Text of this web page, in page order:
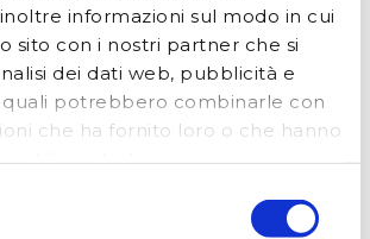
informazioni sul modo in cui
sito con i nostri partner che si
dei dati web, pubblicità e
quali potrebbero combinarle con
che ha fornito loro o che hanno
utilizzo dei loro servizi.
sito web.
competenze per realizzare a pieno il
IT.